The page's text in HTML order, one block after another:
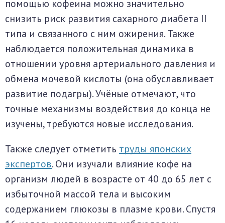
помощью кофеина можно значительно
снизить риск развития сахарного диабета II
типа и связанного с ним ожирения. Также
наблюдается положительная динамика в
отношении уровня артериального давления и
обмена мочевой кислоты (она обуславливает
развитие подагры). Учёные отмечают, что
точные механизмы воздействия до конца не
изучены, требуются новые исследования.
Также следует отметить труды японских
экспертов. Они изучали влияние кофе на
организм людей в возрасте от 40 до 65 лет с
избыточной массой тела и высоким
содержанием глюкозы в плазме крови. Спустя